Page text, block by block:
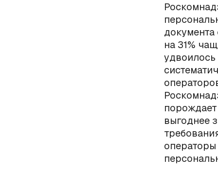
документа
на 31%
удвоилось
выгоднее